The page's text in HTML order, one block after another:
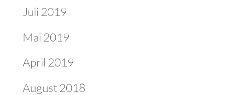
Juli 2019
Mai 2019
April 2019
August 2018